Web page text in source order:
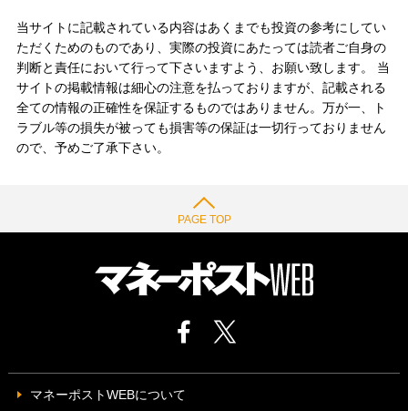
当サイトに記載されている内容はあくまでも投資の参考にしてい
ただくためのものであり、実際の投資にあたっては読者ご自身の
判断と責任において行って下さいますよう、お願い致します。 当
サイトの掲載情報は細心の注意を払っておりますが、記載される
全ての情報の正確性を保証するものではありません。万が一、ト
ラブル等の損失が被っても損害等の保証は一切行っておりません
ので、予めご了承下さい。
PAGE TOP
マネーポストWEBについて